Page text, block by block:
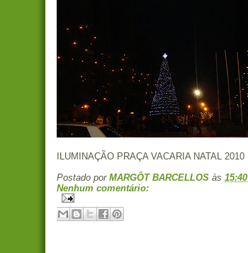
ILUMINAÇÃO PRAÇA VACARIA NATAL 2010
Postado por MARGÔT BARCELLOS às 15:40
Nenhum comentário: